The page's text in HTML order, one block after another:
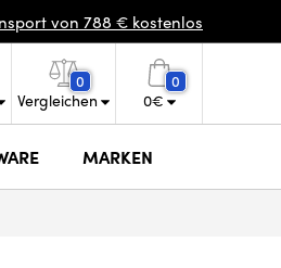
von 788 € kostenlos
0
Vergleichen
0
0€
MARKEN